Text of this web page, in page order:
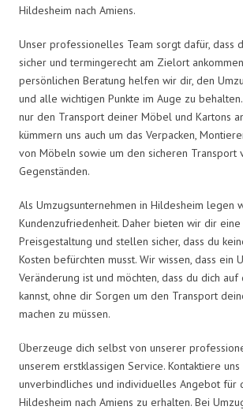
Hildesheim nach Amiens.
Unser professionelles Team sorgt dafür, dass
sicher und termingerecht am Zielort
persönlichen Beratung helfen wir dir, den
und alle wichtigen Punkte im Auge zu
nur den Transport deiner Möbel und Kartons
kümmern uns auch um das Verpacken,
von Möbeln sowie um den sicheren Transport
Gegenständen.
Als Umzugsunternehmen in Hildesheim legen
Kundenzufriedenheit. Daher bieten wir dir
Preisgestaltung und stellen sicher, dass du
Kosten befürchten musst. Wir wissen, dass ein
Veränderung ist und möchten, dass du dich
kannst, ohne dir Sorgen um den Transport
machen zu müssen.
Überzeuge dich selbst von unserer
unserem erstklassigen Service. Kontaktiere
unverbindliches und individuelles Angebot für
Hildesheim nach Amiens zu erhalten. Bei